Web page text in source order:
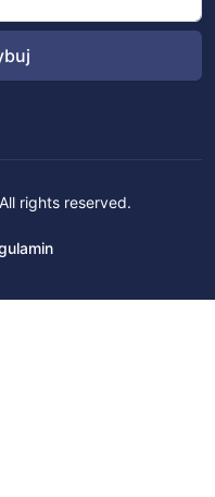
rights reserved.